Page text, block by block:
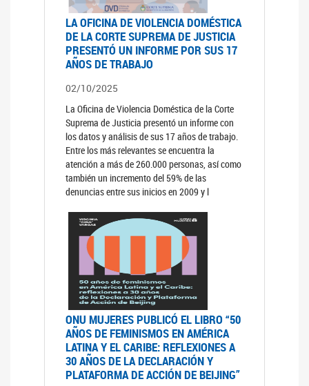
LA OFICINA DE VIOLENCIA DOMÉSTICA
DE LA CORTE SUPREMA DE JUSTICIA
PRESENTÓ UN INFORME POR SUS 17
AÑOS DE TRABAJO
02/10/2025
La Oficina de Violencia Doméstica de la Corte
Suprema de Justicia presentó un informe con
los datos y análisis de sus 17 años de trabajo.
Entre los más relevantes se encuentra la
atención a más de 260.000 personas, así como
también un incremento del 59% de las
denuncias entre sus inicios en 2009 y l
ONU MUJERES PUBLICÓ EL LIBRO “50
AÑOS DE FEMINISMOS EN AMÉRICA
LATINA Y EL CARIBE: REFLEXIONES A
30 AÑOS DE LA DECLARACIÓN Y
PLATAFORMA DE ACCIÓN DE BEIJING”